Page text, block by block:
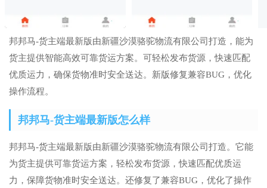
邦邦马-货主端最新版由新疆沙漠骆驼物流有限公司打造，能为
货主提供智能高效可靠货运方案。可轻松发布货源，快速匹配
优质运力，确保货物准时安全送达。新版修复兼容BUG，优化
操作流程。
邦邦马-货主端最新版怎么样
邦邦马-货主端最新版由新疆沙漠骆驼物流有限公司打造。它能
为货主提供可靠货运方案，轻松发布货源，快速匹配优质运
力，保障货物准时安全送达。还修复了兼容BUG，优化了操作